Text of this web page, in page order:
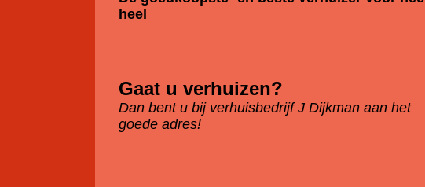
heel
Gaat u verhuizen?
Dan bent u bij verhuisbedrijf J Dijkman aan het
goede adres!